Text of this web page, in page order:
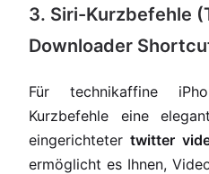
3. Siri-Kurzbefehle
Downloader
Für technikaffine
Kurzbefehle eine
eingerichtetertwitter
ermöglicht es Ihnen,